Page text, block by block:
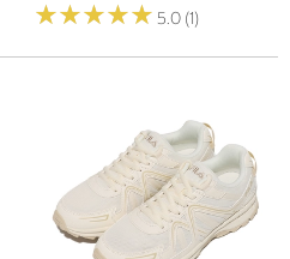
★★★★★
★★★★★ 5.0 (1)